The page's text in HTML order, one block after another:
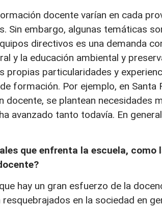
docente varían en cada
Sin embargo, algunas temáticas
directivos es una demanda
y la educación ambiental y
propias particularidades y
formación. Por ejemplo, en Santa
se plantean necesidades
avanzado tanto todavía. En
que enfrenta la escuela, como
hay un gran esfuerzo de la
en la sociedad en